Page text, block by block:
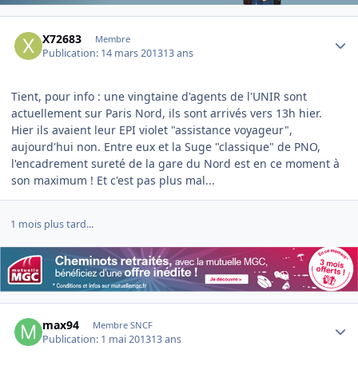
X72683 Membre
Publication: 14 mars 201313 ans
Tient, pour info : une vingtaine d'agents de l'UNIR sont
actuellement sur Paris Nord, ils sont arrivés vers 13h hier.
Hier ils avaient leur EPI violet "assistance voyageur",
aujourd'hui non. Entre eux et la Suge "classique" de PNO,
l'encadrement sureté de la gare du Nord est en ce moment à
son maximum ! Et c'est pas plus mal...
1 mois plus tard...
max94 Membre SNCF
Publication: 1 mai 201313 ans